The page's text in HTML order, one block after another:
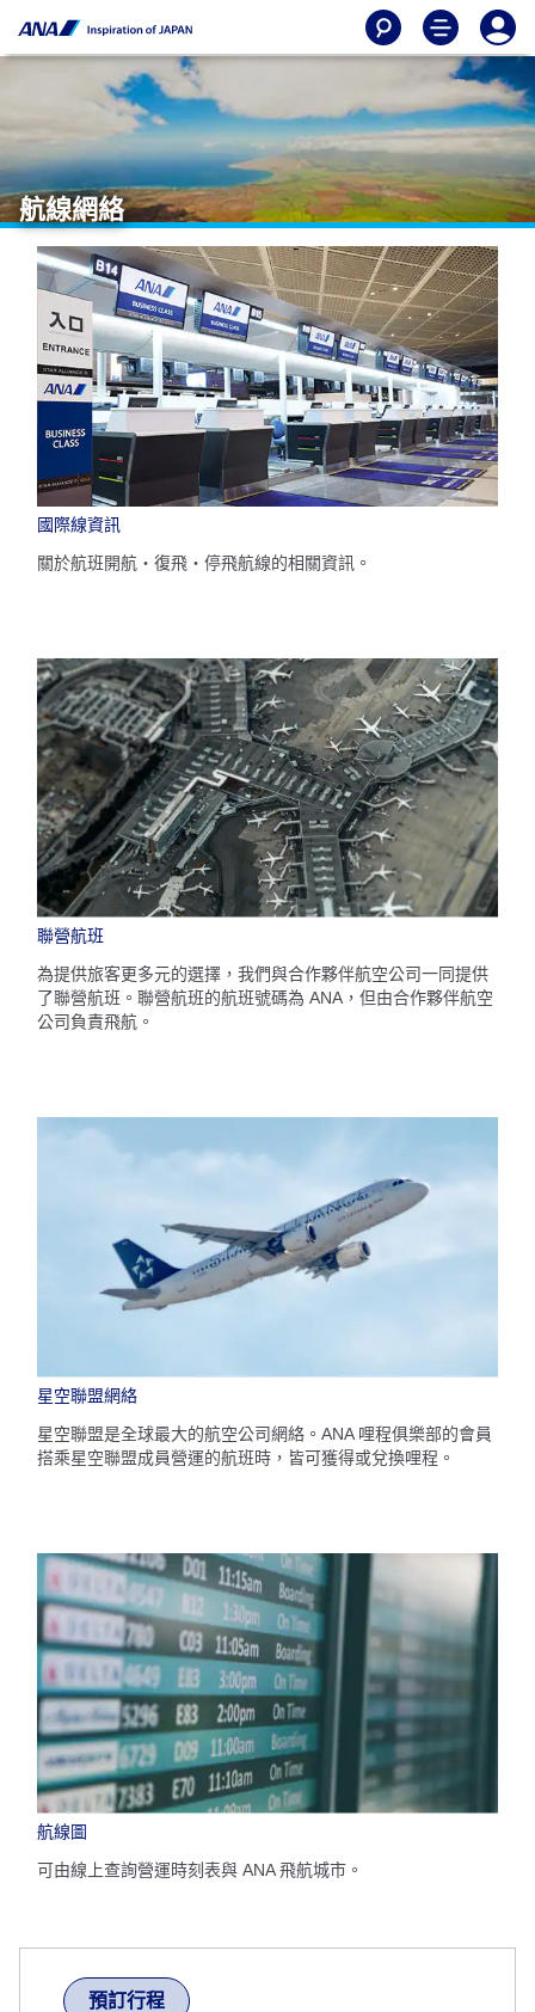
航線網絡
國際線資訊
關於航班開航・復飛・停飛航線的相關資訊。
聯營航班
為提供旅客更多元的選擇，我們與合作夥伴航空公司一同提供
了聯營航班。聯營航班的航班號碼為 ANA，但由合作夥伴航空
公司負責飛航。
星空聯盟網絡
星空聯盟是全球最大的航空公司網絡。ANA 哩程俱樂部的會員
搭乘星空聯盟成員營運的航班時，皆可獲得或兌換哩程。
航線圖
可由線上查詢營運時刻表與 ANA 飛航城市。
預訂行程